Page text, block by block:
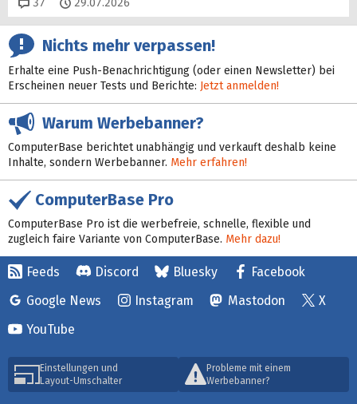
37 29.07.2026
Nichts mehr verpassen!
Erhalte eine Push-Benachrichtigung (oder einen Newsletter) bei
Erscheinen neuer Tests und Berichte: Jetzt anmelden!
Warum Werbebanner?
ComputerBase berichtet unabhängig und verkauft deshalb keine
Inhalte, sondern Werbebanner. Mehr erfahren!
ComputerBase Pro
ComputerBase Pro ist die werbefreie, schnelle, flexible und
zugleich faire Variante von ComputerBase. Mehr dazu!
Feeds Discord Bluesky
Facebook
Google News
Instagram Mastodon
X
YouTube
Einstellungen und
Layout-Umschalter
Probleme mit einem
Werbebanner?